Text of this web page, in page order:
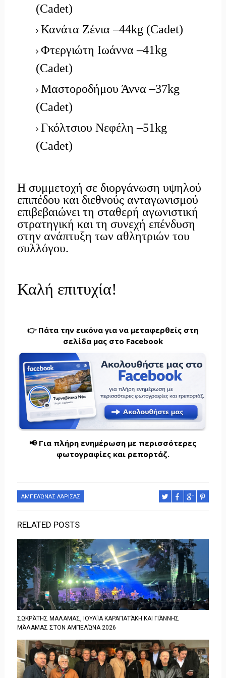
(Cadet)
Κανάτα Ζένια –44kg (Cadet)
Φτεργιώτη Ιωάννα –41kg
(Cadet)
Μαστοροδήμου Άννα –37kg
(Cadet)
Γκόλτσιου Νεφέλη –51kg
(Cadet)
Η συμμετοχή σε διοργάνωση υψηλού
επιπέδου και διεθνούς ανταγωνισμού
επιβεβαιώνει τη σταθερή αγωνιστική
στρατηγική και τη συνεχή επένδυση
στην ανάπτυξη των αθλητριών του
συλλόγου.
Καλή επιτυχία!
👉 Πάτα την εικόνα για να μεταφερθείς στη
σελίδα μας στο Facebook
📢 Για πλήρη ενημέρωση με περισσότερες
φωτογραφίες και ρεπορτάζ.
ΑΜΠΕΛΏΝΑΣ ΛΆΡΙΣΑΣ
RELATED POSTS
ΣΩΚΡΆΤΗΣ ΜΑΛΑΜΑΣ, ΙΟΥΛΊΑ ΚΑΡΑΠΑΤΆΚΗ ΚΑΙ ΓΙΆΝΝΗΣ
ΜΆΛΑΜΑΣ ΣΤΟΝ ΑΜΠΕΛΏΝΑ 2026